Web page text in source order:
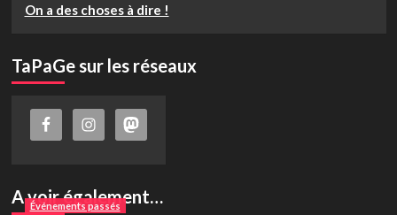
On a des choses à dire !
TaPaGe sur les réseaux
A voir également…
Événements passés